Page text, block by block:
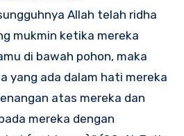
Allah telah ridha
mukmin ketika mereka
di bawah pohon, maka
yang ada dalam hati mereka
atas mereka dan
mereka dengan